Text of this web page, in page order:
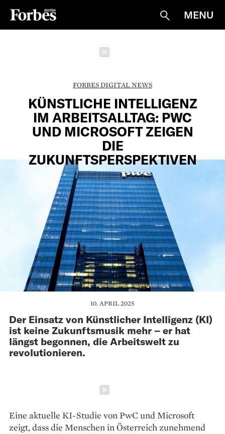
Suche
MENU
FORBES DIGITAL NEWS
KÜNSTLICHE INTELLIGENZ
IM ARBEITSALLTAG: PWC
UND MICROSOFT ZEIGEN
DIE
ZUKUNFTSPERSPEKTIVEN
10. APRIL 2025
Der Einsatz von Künstlicher Intelligenz (KI)
ist keine Zukunftsmusik mehr – er hat
längst begonnen, die Arbeitswelt zu
revolutionieren.
Eine aktuelle KI-Studie von PwC und Microsoft
zeigt, dass die Menschen in Österreich zunehmend